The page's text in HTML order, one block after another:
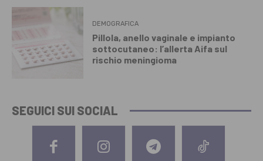
DEMOGRAFICA
Pillola, anello vaginale e impianto
sottocutaneo: l’allerta Aifa sul
rischio meningioma
SEGUICI SUI SOCIAL